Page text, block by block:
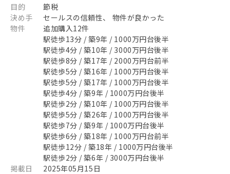
目的
節税
決め手
セールスの信頼性、 物件が良かった
物件
追加購入12件
駅徒歩13分 / 築9年 / 1000万円台後半
駅徒歩4分 / 築10年 / 3000万円台後半
駅徒歩8分 / 築17年 / 2000万円台前半
駅徒歩5分 / 築16年 / 1000万円台後半
駅徒歩5分 / 築17年 / 1000万円台後半
駅徒歩4分 / 築9年 / 1000万円台後半
駅徒歩2分 / 築10年 / 1000万円台後半
駅徒歩5分 / 築26年 / 1000万円台後半
駅徒歩7分 / 築9年 / 1000万円台後半
駅徒歩6分 / 築18年 / 1000万円台前半
駅徒歩12分 / 築18年 / 1000万円台後半
駅徒歩2分 / 築6年 / 3000万円台後半
掲載日
2025年05月15日